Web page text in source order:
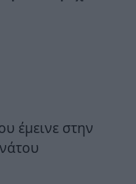
έμεινε στην